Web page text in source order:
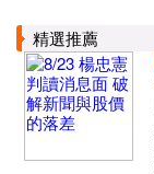
精選推薦